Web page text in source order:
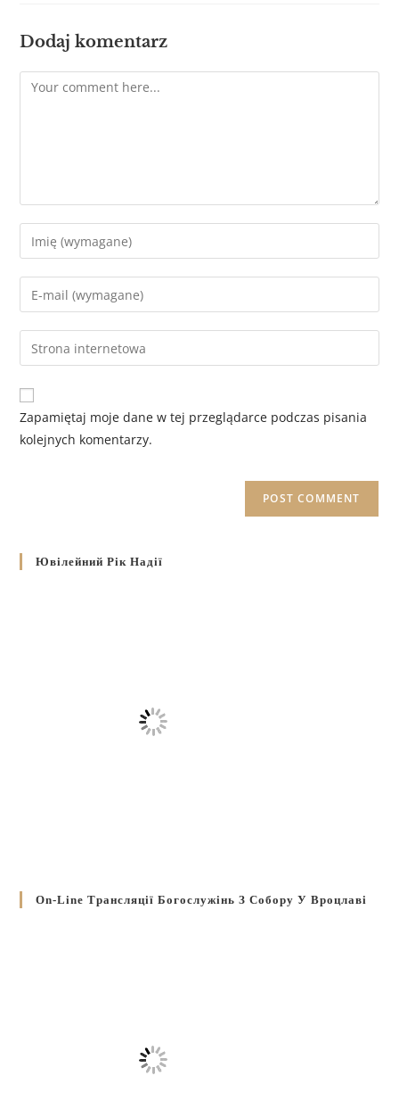
Dodaj komentarz
Zapamiętaj moje dane w tej przeglądarce podczas pisania
kolejnych komentarzy.
Ювілейний Рік Надії
On-Line Трансляції Богослужінь З Собору У Вроцлаві